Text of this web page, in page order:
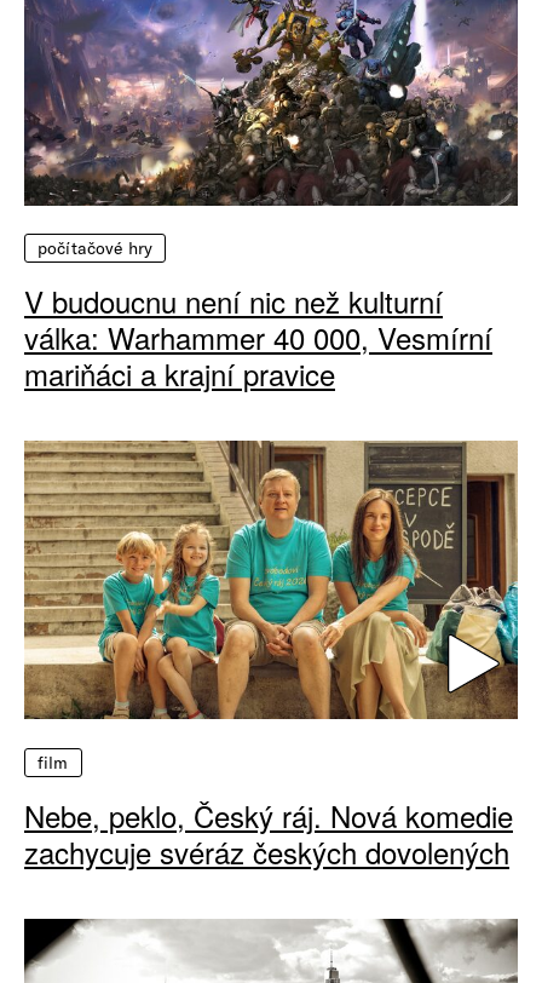
počítačové hry
V budoucnu není nic než kulturní
válka: Warhammer 40 000, Vesmírní
mariňáci a krajní pravice
film
Nebe, peklo, Český ráj. Nová komedie
zachycuje svéráz českých dovolených